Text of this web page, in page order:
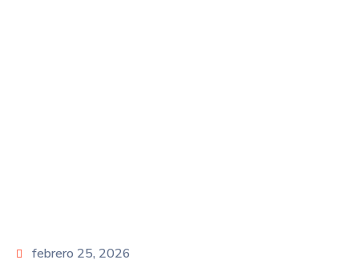
febrero 25, 2026